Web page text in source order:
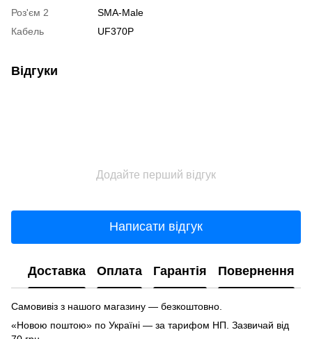
Роз'єм 2
SMA-Male
Кабель
UF370P
Відгуки
Додайте перший відгук
Написати відгук
Доставка Оплата Гарантія Повернення
Самовивіз з нашого магазину — безкоштовно.
«Новою поштою» по Україні — за тарифом НП. Зазвичай від